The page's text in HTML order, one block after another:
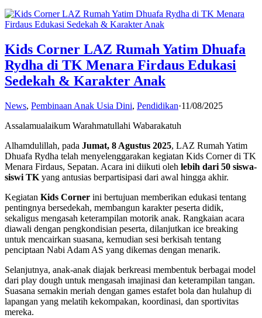
Kids Corner LAZ Rumah Yatim Dhuafa
Rydha di TK Menara Firdaus Edukasi
Sedekah & Karakter Anak
News, Pembinaan Anak Usia Dini, Pendidikan·11/08/2025
Assalamualaikum Warahmatullahi Wabarakatuh
Alhamdulillah, pada Jumat, 8 Agustus 2025, LAZ Rumah Yatim
Dhuafa Rydha telah menyelenggarakan kegiatan Kids Corner di TK
Menara Firdaus, Sepatan. Acara ini diikuti oleh lebih dari 50 siswa-
siswi TK yang antusias berpartisipasi dari awal hingga akhir.
Kegiatan Kids Corner ini bertujuan memberikan edukasi tentang
pentingnya bersedekah, membangun karakter peserta didik,
sekaligus mengasah keterampilan motorik anak. Rangkaian acara
diawali dengan pengkondisian peserta, dilanjutkan ice breaking
untuk mencairkan suasana, kemudian sesi berkisah tentang
penciptaan Nabi Adam AS yang dikemas dengan menarik.
Selanjutnya, anak-anak diajak berkreasi membentuk berbagai model
dari play dough untuk mengasah imajinasi dan keterampilan tangan.
Suasana semakin meriah dengan games estafet bola dan hulahup di
lapangan yang melatih kekompakan, koordinasi, dan sportivitas
mereka.